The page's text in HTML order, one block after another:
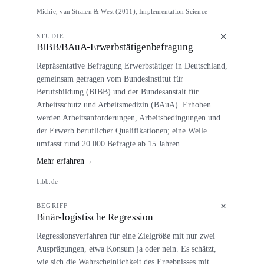
Michie, van Stralen & West (2011), Implementation Science
STUDIE
BIBB/BAuA-Erwerbstätigenbefragung
Repräsentative Befragung Erwerbstätiger in Deutschland,
gemeinsam getragen vom Bundesinstitut für
Berufsbildung (BIBB) und der Bundesanstalt für
Arbeitsschutz und Arbeitsmedizin (BAuA). Erhoben
werden Arbeitsanforderungen, Arbeitsbedingungen und
der Erwerb beruflicher Qualifikationen; eine Welle
umfasst rund 20.000 Befragte ab 15 Jahren.
Mehr erfahren →
bibb.de
BEGRIFF
Binär-logistische Regression
Regressionsverfahren für eine Zielgröße mit nur zwei
Ausprägungen, etwa Konsum ja oder nein. Es schätzt,
wie sich die Wahrscheinlichkeit des Ergebnisses mit